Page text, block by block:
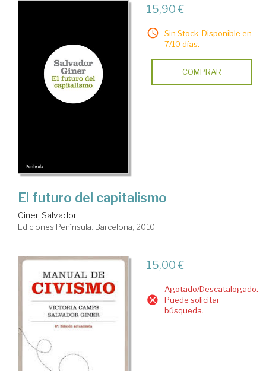
15,90 €
Sin Stock. Disponible en
7/10 días.
COMPRAR
El futuro del capitalismo
Giner, Salvador
Ediciones Península. Barcelona, 2010
15,00 €
Agotado/Descatalogado.
Puede solicitar
búsqueda.